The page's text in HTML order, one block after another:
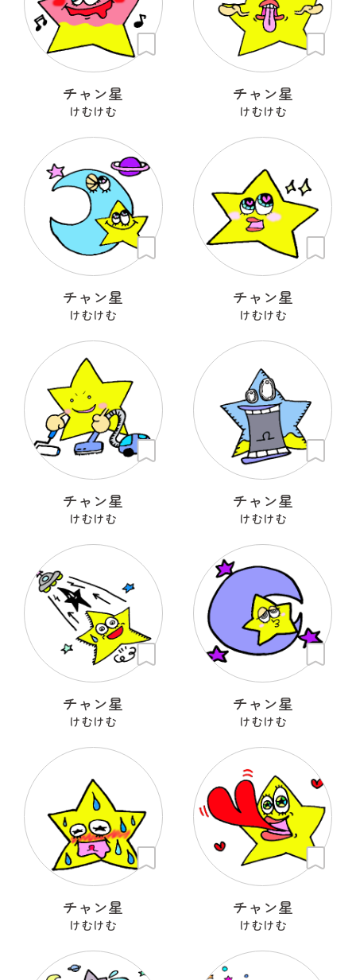
チャン星
けむけむ
チャン星
けむけむ
チャン星
けむけむ
チャン星
けむけむ
チャン星
けむけむ
チャン星
けむけむ
チャン星
けむけむ
チャン星
けむけむ
チャン星
けむけむ
チャン星
けむけむ